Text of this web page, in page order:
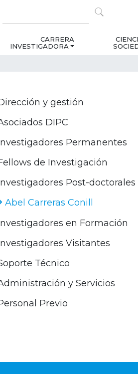
CARRERA
INVESTIGADORA
y gestión
DIPC
Permanentes
de Investigación
Post-doctorales
Abel Carreras Conill
en Formación
Visitantes
Técnico
y Servicios
Previo